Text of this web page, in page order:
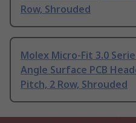
Row, Shrouded
Molex Micro-Fit 3.0
Angle Surface PCB
Pitch, 2 Row, Shrouded